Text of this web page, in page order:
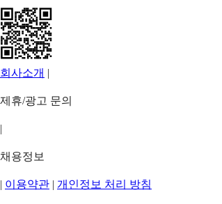
회사소개 |
제휴/광고 문의
|
채용정보
| 이용약관 | 개인정보 처리 방침